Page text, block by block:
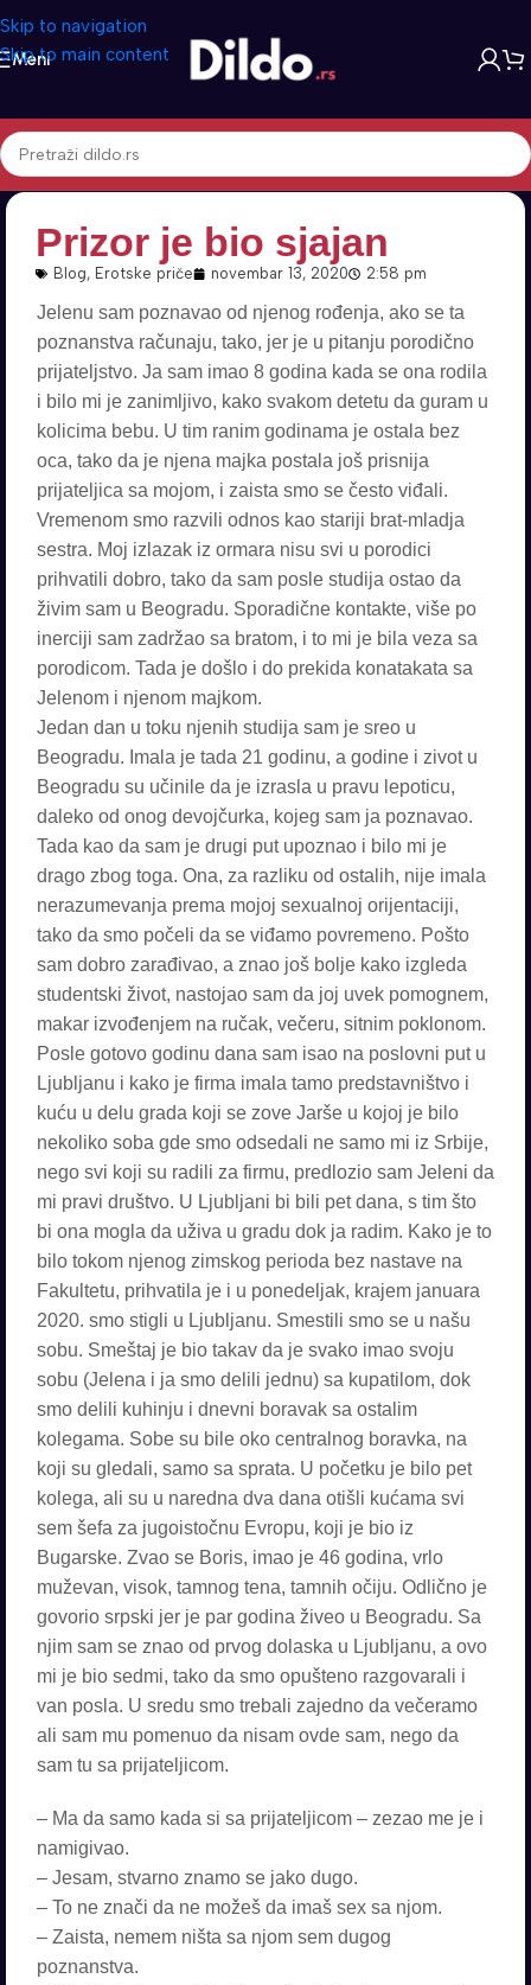
Skip to navigation
Skip to main content
Meni
Prizor je bio sjajan
Blog, Erotske priče novembar 13, 2020 2:58 pm
Jelenu sam poznavao od njenog rođenja, ako se ta
poznanstva računaju, tako, jer je u pitanju porodično
prijateljstvo. Ja sam imao 8 godina kada se ona rodila
i bilo mi je zanimljivo, kako svakom detetu da guram u
kolicima bebu. U tim ranim godinama je ostala bez
oca, tako da je njena majka postala još prisnija
prijateljica sa mojom, i zaista smo se često viđali.
Vremenom smo razvili odnos kao stariji brat-mladja
sestra. Moj izlazak iz ormara nisu svi u porodici
prihvatili dobro, tako da sam posle studija ostao da
živim sam u Beogradu. Sporadične kontakte, više po
inerciji sam zadržao sa bratom, i to mi je bila veza sa
porodicom. Tada je došlo i do prekida konatakata sa
Jelenom i njenom majkom.
Jedan dan u toku njenih studija sam je sreo u
Beogradu. Imala je tada 21 godinu, a godine i zivot u
Beogradu su učinile da je izrasla u pravu lepoticu,
daleko od onog devojčurka, kojeg sam ja poznavao.
Tada kao da sam je drugi put upoznao i bilo mi je
drago zbog toga. Ona, za razliku od ostalih, nije imala
nerazumevanja prema mojoj sexualnoj orijentaciji,
tako da smo počeli da se viđamo povremeno. Pošto
sam dobro zarađivao, a znao još bolje kako izgleda
studentski život, nastojao sam da joj uvek pomognem,
makar izvođenjem na ručak, večeru, sitnim poklonom.
Posle gotovo godinu dana sam isao na poslovni put u
Ljubljanu i kako je firma imala tamo predstavništvo i
kuću u delu grada koji se zove Jarše u kojoj je bilo
nekoliko soba gde smo odsedali ne samo mi iz Srbije,
nego svi koji su radili za firmu, predlozio sam Jeleni da
mi pravi društvo. U Ljubljani bi bili pet dana, s tim što
bi ona mogla da uživa u gradu dok ja radim. Kako je to
bilo tokom njenog zimskog perioda bez nastave na
Fakultetu, prihvatila je i u ponedeljak, krajem januara
2020. smo stigli u Ljubljanu. Smestili smo se u našu
sobu. Smeštaj je bio takav da je svako imao svoju
sobu (Jelena i ja smo delili jednu) sa kupatilom, dok
smo delili kuhinju i dnevni boravak sa ostalim
kolegama. Sobe su bile oko centralnog boravka, na
koji su gledali, samo sa sprata. U početku je bilo pet
kolega, ali su u naredna dva dana otišli kućama svi
sem šefa za jugoistočnu Evropu, koji je bio iz
Bugarske. Zvao se Boris, imao je 46 godina, vrlo
muževan, visok, tamnog tena, tamnih očiju. Odlično je
govorio srpski jer je par godina živeo u Beogradu. Sa
njim sam se znao od prvog dolaska u Ljubljanu, a ovo
mi je bio sedmi, tako da smo opušteno razgovarali i
van posla. U sredu smo trebali zajedno da večeramo
ali sam mu pomenuo da nisam ovde sam, nego da
sam tu sa prijateljicom.
– Ma da samo kada si sa prijateljicom – zezao me je i
namigivao.
– Jesam, stvarno znamo se jako dugo.
– To ne znači da ne možeš da imaš sex sa njom.
– Zaista, nemem ništa sa njom sem dugog
poznanstva.